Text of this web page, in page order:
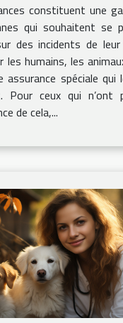
constituent une
qui souhaitent se
des incidents de leur
les humains, les
assurance spéciale qui
Pour ceux qui n’ont
de cela,...